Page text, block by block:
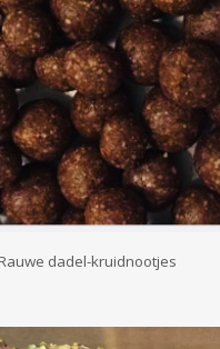
dadel-kruidnootjes